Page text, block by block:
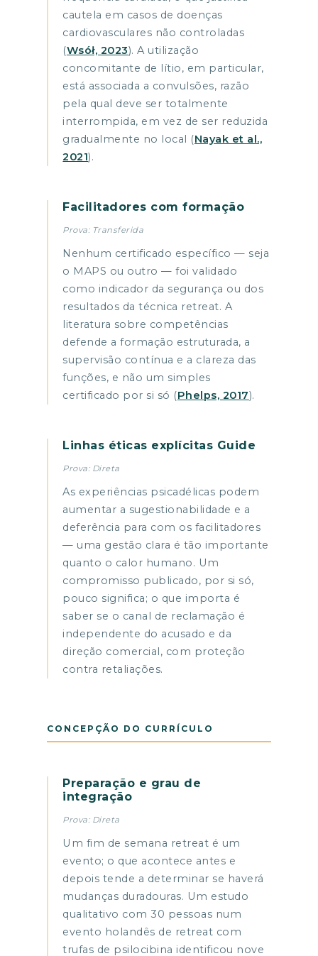
cautela em casos de doenças
cardiovasculares não controladas
(Wsół, 2023). A utilização
concomitante de lítio, em particular,
está associada a convulsões, razão
pela qual deve ser totalmente
interrompida, em vez de ser reduzida
gradualmente no local (Nayak et al.,
2021).
Facilitadores com formação
Prova: Transferida
Nenhum certificado específico — seja
o MAPS ou outro — foi validado
como indicador da segurança ou dos
resultados da técnica retreat. A
literatura sobre competências
defende a formação estruturada, a
supervisão contínua e a clareza das
funções, e não um simples
certificado por si só (Phelps, 2017).
Linhas éticas explícitas Guide
Prova: Direta
As experiências psicadélicas podem
aumentar a sugestionabilidade e a
deferência para com os facilitadores
— uma gestão clara é tão importante
quanto o calor humano. Um
compromisso publicado, por si só,
pouco significa; o que importa é
saber se o canal de reclamação é
independente do acusado e da
direção comercial, com proteção
contra retaliações.
CONCEPÇÃO DO CURRÍCULO
Preparação e grau de
integração
Prova: Direta
Um fim de semana retreat é um
evento; o que acontece antes e
depois tende a determinar se haverá
mudanças duradouras. Um estudo
qualitativo com 30 pessoas num
evento holandês de retreat com
trufas de psilocibina identificou nove